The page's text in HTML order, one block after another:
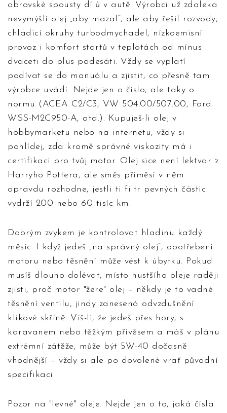
obrovské spousty dílů v autě. Výrobci už zdaleka
nevymýšlí olej „aby mazal“, ale aby řešil rozvody,
chladicí okruhy turbodmychadel, nízkoemisní
provoz i komfort startů v teplotách od mínus
dvaceti do plus padesáti. Vždy se vyplatí
podívat se do manuálu a zjistit, co přesně tam
výrobce uvádí. Nejde jen o číslo, ale taky o
normu (ACEA C2/C3, VW 504.00/507.00, Ford
WSS-M2C950-A, atd.). Kupuješ-li olej v
hobbymarketu nebo na internetu, vždy si
pohlídej, zda kromě správné viskozity má i
certifikaci pro tvůj motor. Olej sice není lektvar z
Harryho Pottera, ale směs příměsí v něm
opravdu rozhodne, jestli ti filtr pevných částic
vydrží 200 nebo 60 tisíc km.
Dobrým zvykem je kontrolovat hladinu každý
měsíc. I když jedeš „na správný olej“, opotřebení
motoru nebo těsnění může vést k úbytku. Pokud
musíš dlouho dolévat, místo hustšího oleje raději
zjisti, proč motor "žere" olej – někdy je to vadné
těsnění ventilu, jindy zanesená odvzdušnění
klikové skříně. Víš-li, že jedeš přes hory, s
karavanem nebo těžkým přívěsem a máš v plánu
extrémní zátěže, může být 5W-40 dočasně
vhodnější – vždy si ale po dovolené vrať původní
specifikaci.
Pozor na "levné" oleje. Nejde jen o to, jaká čísla